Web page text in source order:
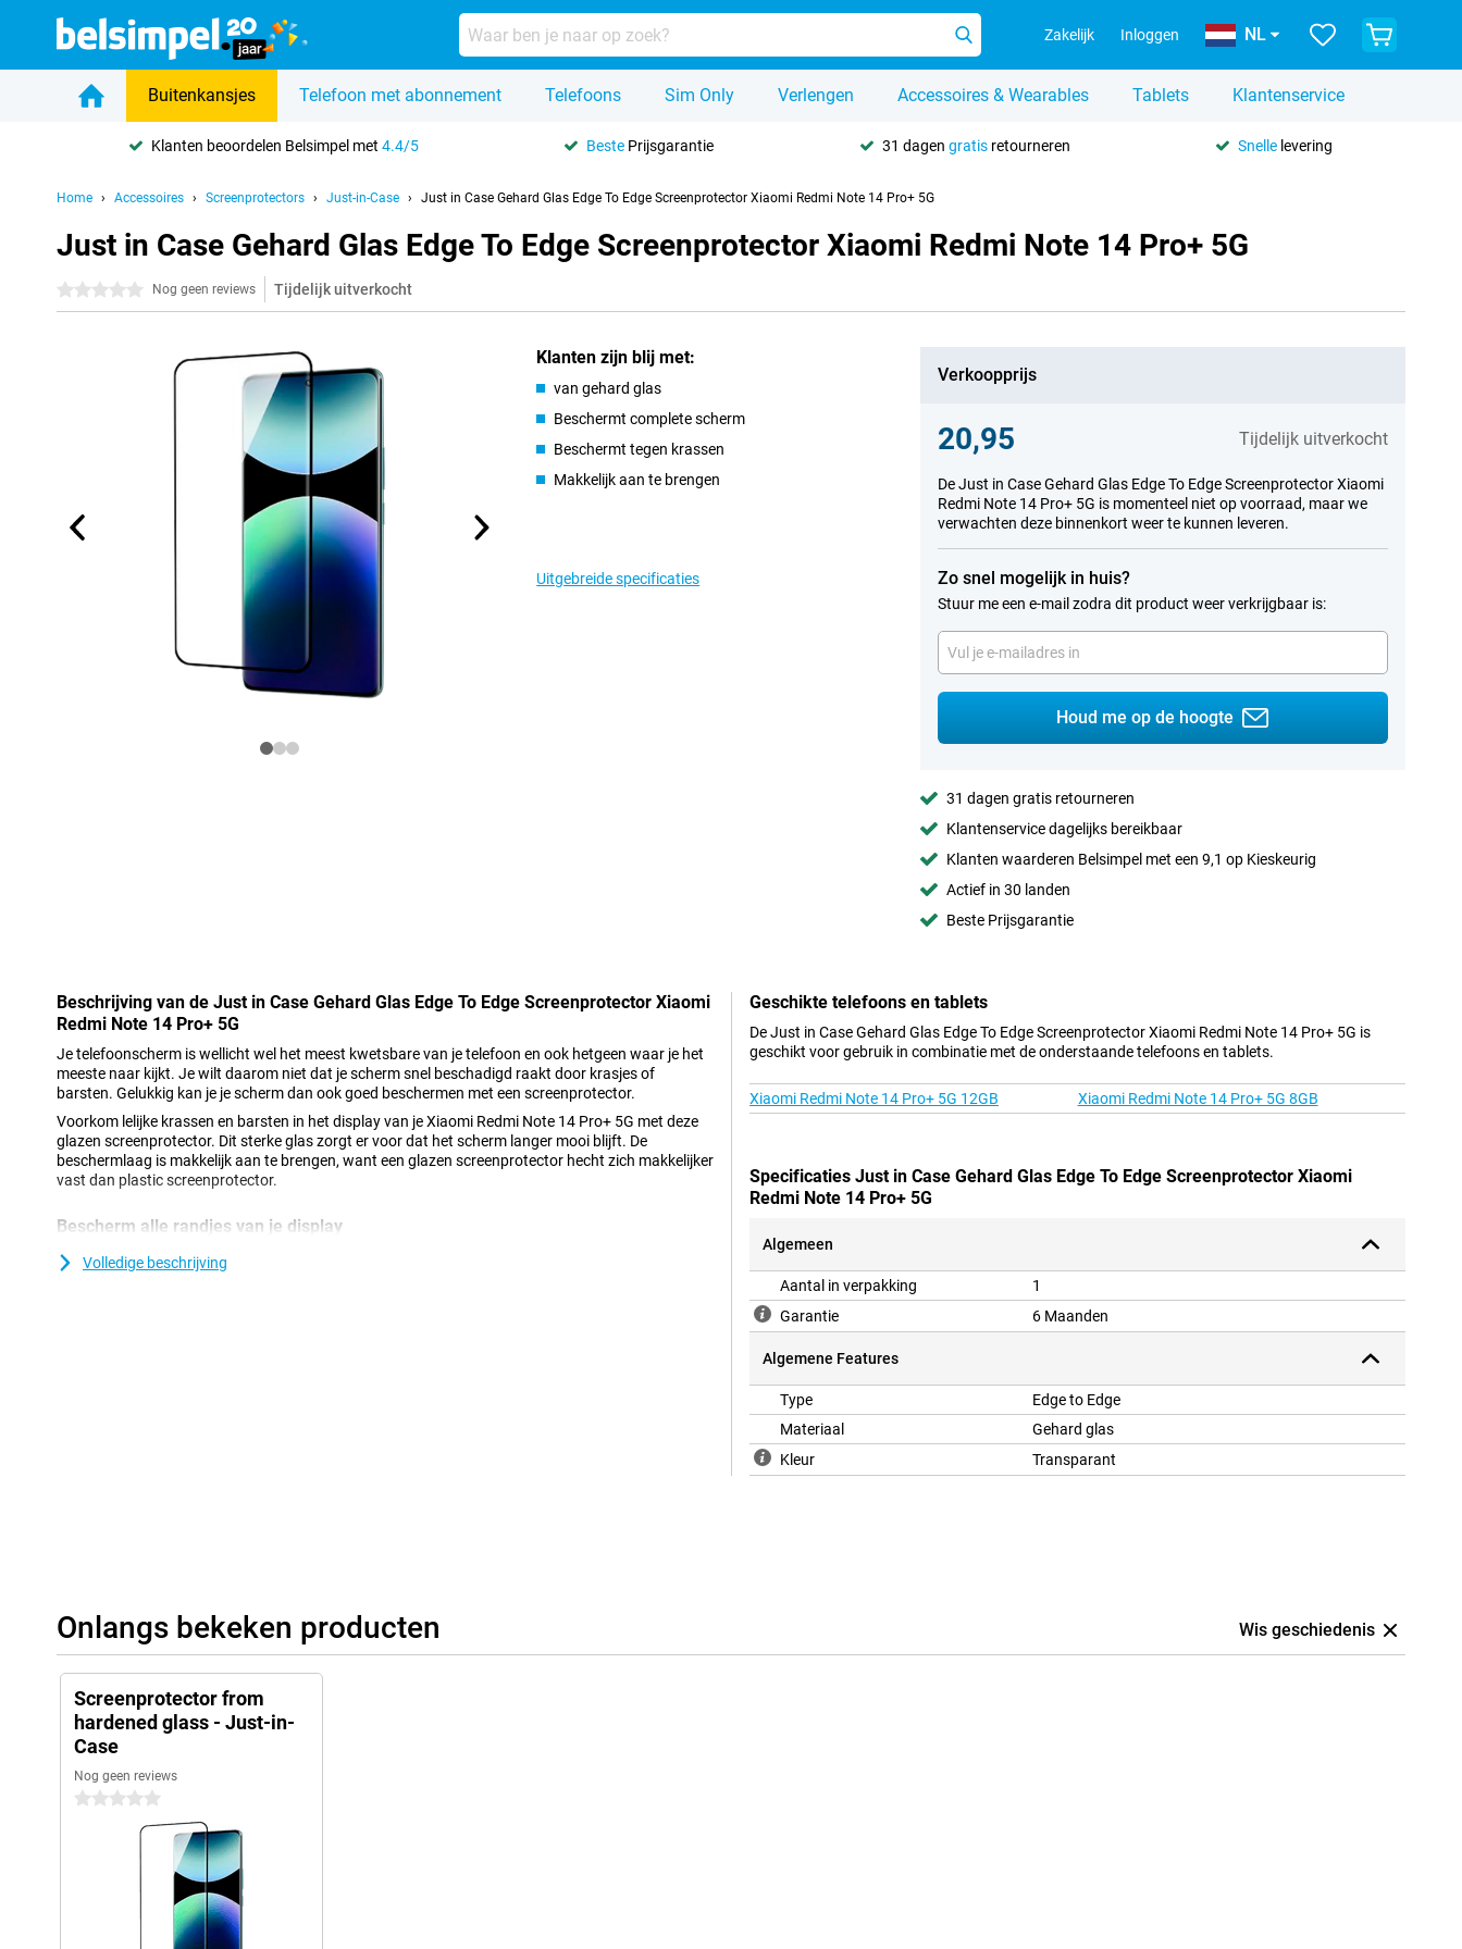
Zakelijk Inloggen NL
Buitenkansjes Telefoon met abonnement Telefoons Sim Only Verlengen Accessoires & Wearables Tablets Klantenservice
Klanten beoordelen Belsimpel met4.4/5 Beste Prijsgarantie 31 dagen gratisretourneren Snellelevering
Home Accessoires Screenprotectors Just-in-Case Just in Case Gehard Glas Edge To Edge Screenprotector Xiaomi Redmi Note 14 Pro+ 5G
Just in Case Gehard Glas Edge To Edge Screenprotector Xiaomi Redmi Note 14 Pro+ 5G
0 sterren Nog geen reviews Tijdelijk uitverkocht
Klanten zijn blij met:
van gehard glas
Beschermt complete scherm
Beschermt tegen krassen
Makkelijk aan te brengen
Uitgebreide specificaties
Verkoopprijs
20,95 Tijdelijk uitverkocht
De Just in Case Gehard Glas Edge To Edge Screenprotector Xiaomi
Redmi Note 14 Pro+ 5G is momenteel niet op voorraad, maar we
verwachten deze binnenkort weer te kunnen leveren.
Zo snel mogelijk in huis?
Stuur me een e-mail zodra dit product weer verkrijgbaar is:
Houd me op de hoogte
31 dagen gratis retourneren
Klantenservice dagelijks bereikbaar
Klanten waarderen Belsimpel met een 9,1 op Kieskeurig
Actief in 30 landen
Beste Prijsgarantie
Beschrijving van de Just in Case Gehard Glas Edge To Edge Screenprotector Xiaomi
Redmi Note 14 Pro+ 5G
Je telefoonscherm is wellicht wel het meest kwetsbare van je telefoon en ook hetgeen waar je het
meeste naar kijkt. Je wilt daarom niet dat je scherm snel beschadigd raakt door krasjes of
barsten. Gelukkig kan je je scherm dan ook goed beschermen met een screenprotector.
Voorkom lelijke krassen en barsten in het display van je Xiaomi Redmi Note 14 Pro+ 5G met deze
glazen screenprotector. Dit sterke glas zorgt er voor dat het scherm langer mooi blijft. De
beschermlaag is makkelijk aan te brengen, want een glazen screenprotector hecht zich makkelijker
vast dan plastic screenprotector.
Bescherm alle randjes van je display
Een edge to edge screenprotector zorgt voor volledige bescherming van de display van je Xiaomi
Redmi Note 14 Pro+ 5G en is bovendien mooi afgewerkt. Hierdoor merk je bijna niet dat er een
Volledige beschrijving
Geschikte telefoons en tablets
De Just in Case Gehard Glas Edge To Edge Screenprotector Xiaomi Redmi Note 14 Pro+ 5G is
geschikt voor gebruik in combinatie met de onderstaande telefoons en tablets.
Xiaomi Redmi Note 14 Pro+ 5G 12GB Xiaomi Redmi Note 14 Pro+ 5G 8GB
Specificaties Just in Case Gehard Glas Edge To Edge Screenprotector Xiaomi
Redmi Note 14 Pro+ 5G
Algemeen
Aantal in verpakking
1
Garantie
6 Maanden
Algemene Features
Type
Edge to Edge
Materiaal
Gehard glas
Kleur
Transparant
Onlangs bekeken producten Wis geschiedenis
Screenprotector from
hardened glass - Just-in-
Case
Nog geen reviews
0 sterren